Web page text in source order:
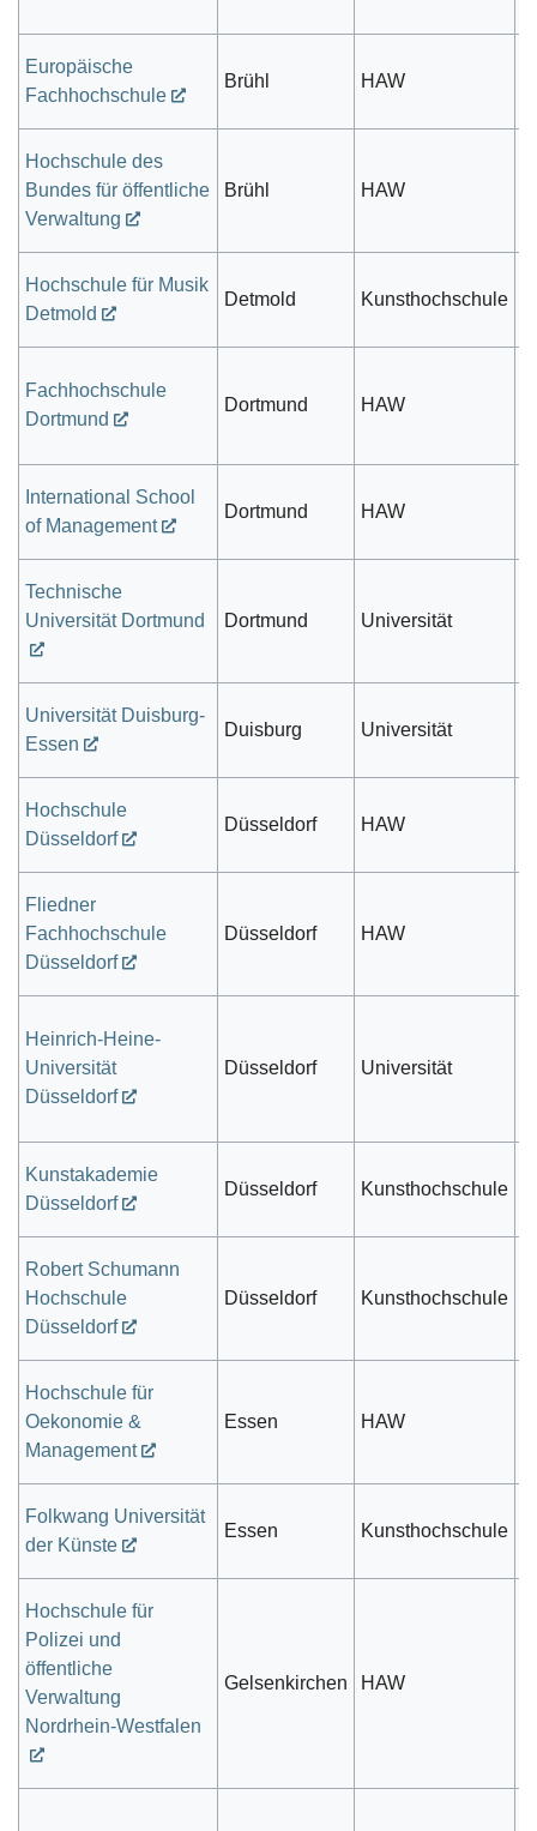
Europäische
Fachhochschule
Brühl HAW
Hochschule des
Bundes für öffentliche
Verwaltung
Brühl HAW
Hochschule für Musik
Detmold
Detmold Kunsthochschule
Fachhochschule
Dortmund
Dortmund HAW
International School
of Management
Dortmund HAW
Technische
Universität Dortmund
Dortmund Universität
Universität Duisburg-
Essen
Duisburg Universität
Hochschule
Düsseldorf
Düsseldorf HAW
Fliedner
Fachhochschule
Düsseldorf
Düsseldorf HAW
Heinrich-Heine-
Universität
Düsseldorf
Düsseldorf Universität
Kunstakademie
Düsseldorf
Düsseldorf Kunsthochschule
Robert Schumann
Hochschule
Düsseldorf
Düsseldorf Kunsthochschule
Hochschule für
Oekonomie &
Management
Essen HAW
Folkwang Universität
der Künste
Essen Kunsthochschule
Hochschule für
Polizei und
öffentliche
Verwaltung
Nordrhein-Westfalen
Gelsenkirchen HAW